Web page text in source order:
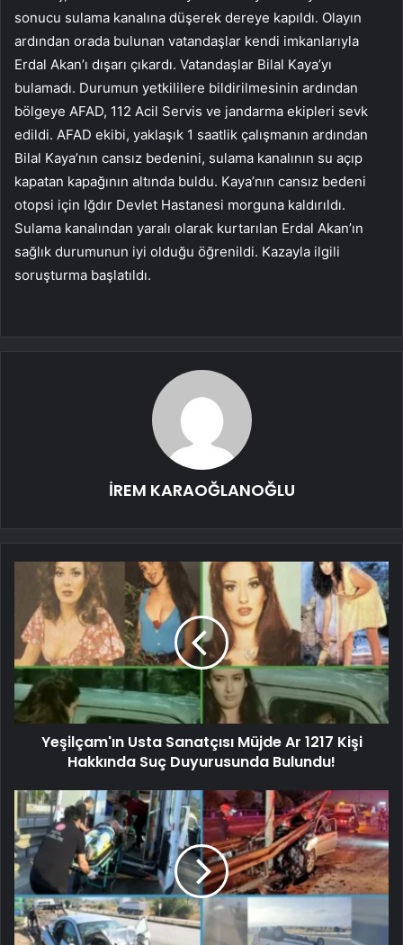
sonucu sulama kanalına düşerek dereye kapıldı. Olayın
ardından orada bulunan vatandaşlar kendi imkanlarıyla
Erdal Akan’ı dışarı çıkardı. Vatandaşlar Bilal Kaya’yı
bulamadı. Durumun yetkililere bildirilmesinin ardından
bölgeye AFAD, 112 Acil Servis ve jandarma ekipleri sevk
edildi. AFAD ekibi, yaklaşık 1 saatlik çalışmanın ardından
Bilal Kaya’nın cansız bedenini, sulama kanalının su açıp
kapatan kapağının altında buldu. Kaya’nın cansız bedeni
otopsi için Iğdır Devlet Hastanesi morguna kaldırıldı.
Sulama kanalından yaralı olarak kurtarılan Erdal Akan’ın
sağlık durumunun iyi olduğu öğrenildi. Kazayla ilgili
soruşturma başlatıldı.
İREM KARAOĞLANOĞLU
Yeşilçam'ın Usta Sanatçısı Müjde Ar 1217 Kişi
Hakkında Suç Duyurusunda Bulundu!